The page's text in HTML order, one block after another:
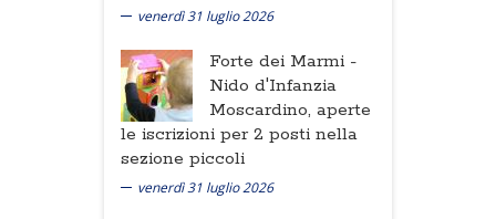
venerdì 31 luglio 2026
Forte dei Marmi -
Nido d'Infanzia
Moscardino, aperte
le iscrizioni per 2 posti nella
sezione piccoli
venerdì 31 luglio 2026